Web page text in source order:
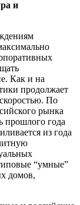
и
Как и на
продолжает
По
рынка
прошлого года
из года
“умные”
домов,